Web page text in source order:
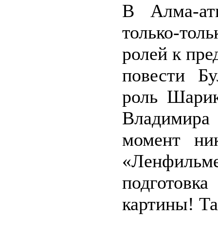
В Алма-
только-
ролей к
повести
роль
Владимира
момент
картины!